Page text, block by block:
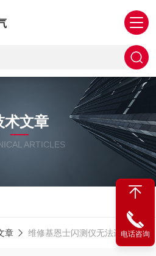
术文章
ARTICLES
章 维修基恩士闪测仪无法进入操作界面（原厂配件修理）
电话咨询